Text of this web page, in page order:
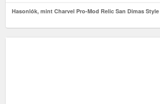
Hasonlók, mint Charvel Pro-Mod Relic San Dimas Style